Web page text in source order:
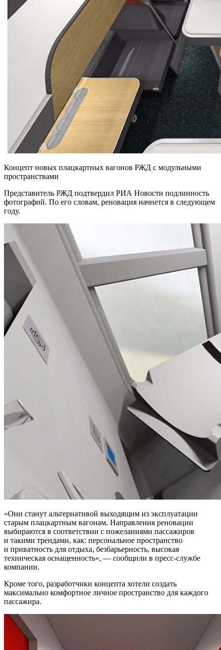
Концепт новых плацкартных вагонов РЖД с модульными
пространствами
Представитель РЖД подтвердил РИА Новости подлинность
фотографий. По его словам, реновация начнется в следующем
году.
«Они станут альтернативой выходящим из эксплуатации
старым плацкартным вагонам. Направления реновации
выбираются в соответствии с пожеланиями пассажиров
и такими трендами, как: персональное пространство
и приватность для отдыха, безбарьерность, высокая
техническая оснащенность», — сообщили в пресс-службе
компании.
Кроме того, разработчики концепта хотели создать
максимально комфортное личное пространство для каждого
пассажира.